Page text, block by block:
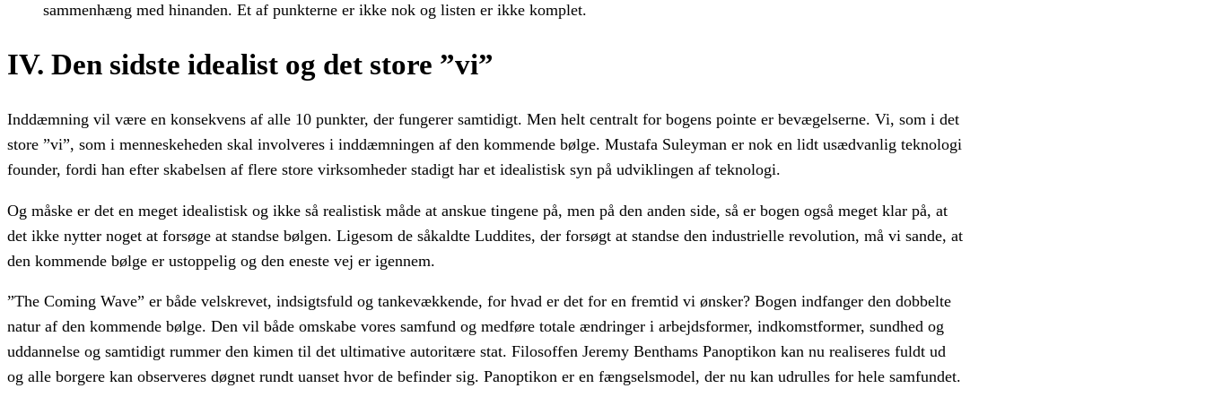
sammenhæng med hinanden. Et af punkterne er ikke nok og listen er ikke komplet.
IV. Den sidste idealist og det store ”vi”
Inddæmning vil være en konsekvens af alle 10 punkter, der fungerer samtidigt. Men helt centralt for bogens pointe er bevægelserne. Vi, som i det
store ”vi”, som i menneskeheden skal involveres i inddæmningen af den kommende bølge. Mustafa Suleyman er nok en lidt usædvanlig teknologi
founder, fordi han efter skabelsen af flere store virksomheder stadigt har et idealistisk syn på udviklingen af teknologi.
Og måske er det en meget idealistisk og ikke så realistisk måde at anskue tingene på, men på den anden side, så er bogen også meget klar på, at
det ikke nytter noget at forsøge at standse bølgen. Ligesom de såkaldte Luddites, der forsøgt at standse den industrielle revolution, må vi sande, at
den kommende bølge er ustoppelig og den eneste vej er igennem.
”The Coming Wave” er både velskrevet, indsigtsfuld og tankevækkende, for hvad er det for en fremtid vi ønsker? Bogen indfanger den dobbelte
natur af den kommende bølge. Den vil både omskabe vores samfund og medføre totale ændringer i arbejdsformer, indkomstformer, sundhed og
uddannelse og samtidigt rummer den kimen til det ultimative autoritære stat. Filosoffen Jeremy Benthams Panoptikon kan nu realiseres fuldt ud
og alle borgere kan observeres døgnet rundt uanset hvor de befinder sig. Panoptikon er en fængselsmodel, der nu kan udrulles for hele samfundet.